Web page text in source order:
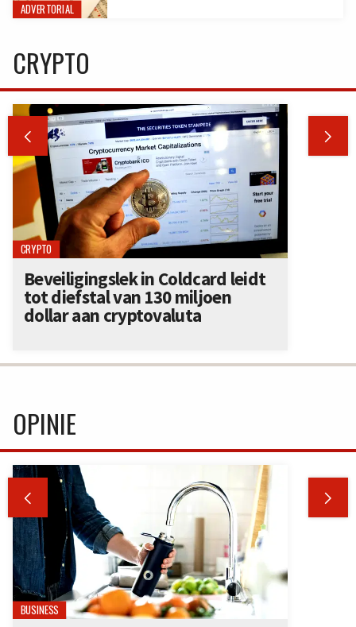
ADVERTORIAL
CRYPTO
 
CRYPTO
Beveiligingslek in Coldcard leidt
tot diefstal van 130 miljoen
dollar aan cryptovaluta
OPINIE
 
BUSINESS